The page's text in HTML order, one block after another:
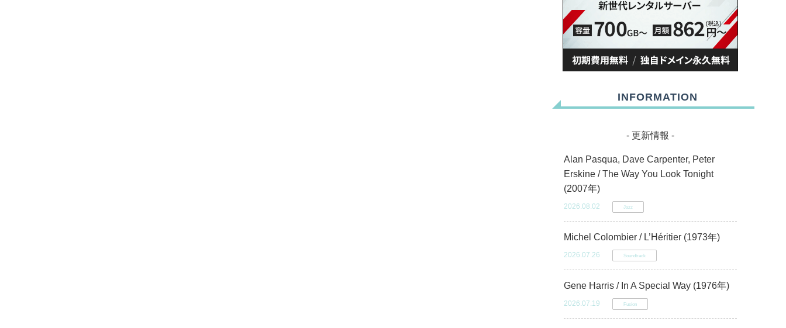
INFORMATION
- 更新情報 -
Alan Pasqua, Dave Carpenter, Peter
Erskine / The Way You Look Tonight
(2007年)
2026.08.02 Jazz
Michel Colombier / L’Héritier (1973年)
2026.07.26 Soundtrack
Gene Harris / In A Special Way (1976年)
2026.07.19 Fusion